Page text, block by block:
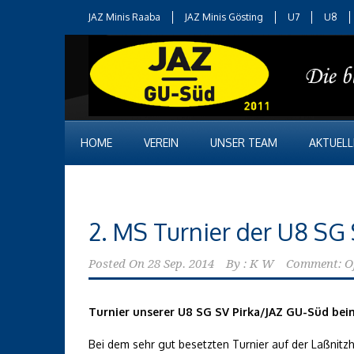
JAZ Minis Raaba JAZ Minis Gösting U7 U8
HOME VEREIN UNSER TEAM
2. MS Turnier der U8 SG
Posted On 28 Sep. 2014 By : K W Comment:
Turnier unserer U8 SG SV Pirka/JAZ GU-Süd
Bei dem sehr gut besetzten Turnier auf der